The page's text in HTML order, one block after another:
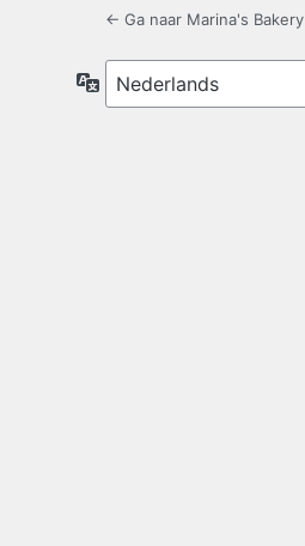
← Ga naar Marina's Bakery
Taal